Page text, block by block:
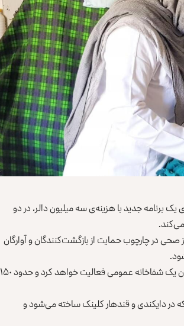
یک برنامه جدید با هزینه‌ی سه میلیون دالر، در دو
در چارچوب حمایت از بازگشت‌کنندگان و آوارگان
این نهاد افزوده است که مرکز صحی‌ای که در کنر ساخته خواهد شد، به‌عنوان یک شفاخانه عمومی فعالیت خواهد کرد و حدود ۱۵۰
در دایکندی و قندهار کلینک ساخته می‌شود و